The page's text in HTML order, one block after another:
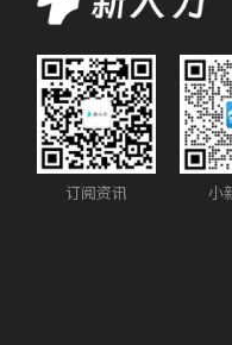
订阅资讯 小